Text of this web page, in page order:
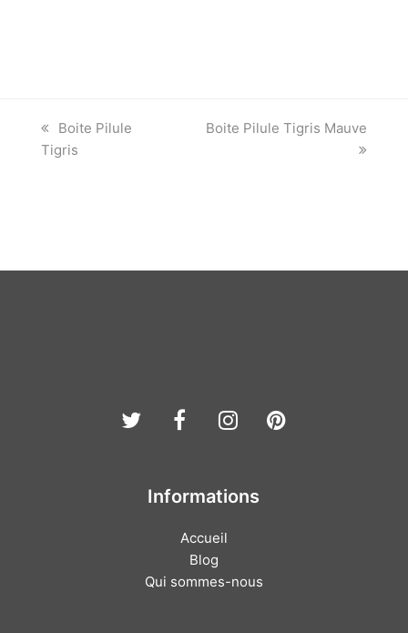
previous
post:
Boite Pilule
Tigris
next
Boite Pilule Tigris Mauve
TwitterFacebook
Instagram
Pinterest
Informations
Accueil
Blog
Qui sommes-nous